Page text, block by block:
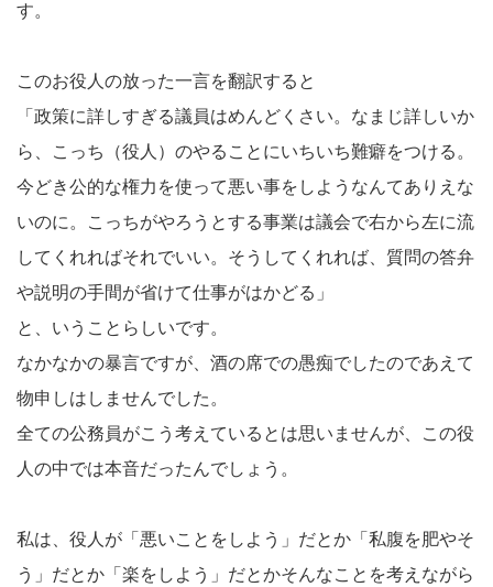
す。
このお役人の放った一言を翻訳すると
「政策に詳しすぎる議員はめんどくさい。なまじ詳しいか
ら、こっち（役人）のやることにいちいち難癖をつける。
今どき公的な権力を使って悪い事をしようなんてありえな
いのに。こっちがやろうとする事業は議会で右から左に流
してくれればそれでいい。そうしてくれれば、質問の答弁
や説明の手間が省けて仕事がはかどる」
と、いうことらしいです。
なかなかの暴言ですが、酒の席での愚痴でしたのであえて
物申しはしませんでした。
全ての公務員がこう考えているとは思いませんが、この役
人の中では本音だったんでしょう。
私は、役人が「悪いことをしよう」だとか「私腹を肥やそ
う」だとか「楽をしよう」だとかそんなことを考えながら